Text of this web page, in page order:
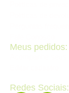
Meus pedidos:
Redes Sociais: